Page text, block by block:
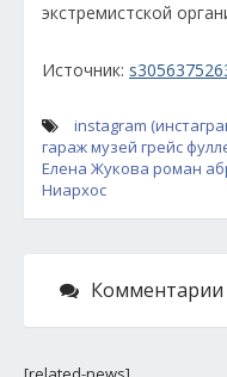
экстремистской
Источник:
instagram
гаражмузей грейс
Елена Жукова роман
Ниархос
Комментарии